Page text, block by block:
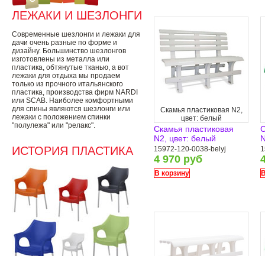
ЛЕЖАКИ И ШЕЗЛОНГИ
Современные шезлонги и лежаки для
дачи очень разные по форме и
дизайну. Большинство шезлонгов
изготовлены из металла или
пластика, обтянутые тканью, а вот
лежаки для отдыха мы продаем
только из прочного итальянского
пластика, производства фирм NARDI
или SCAB. Наиболее комфортными
для спины являются шезлонги или
лежаки с положением спинки
"полулежа" или "релакс".
ИСТОРИЯ ПЛАСТИКА
Скамья пластиковая N2,
цвет: белый
Скамья пластиковая
N2, цвет: белый
15972-120-0038-belyj
4 970 руб
В корзину